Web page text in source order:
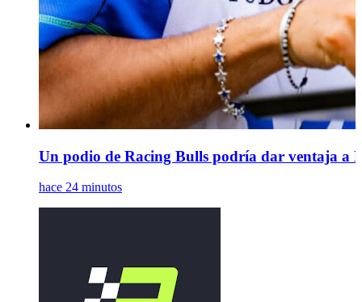
Un podio de Racing Bulls podría dar ventaja a
hace 24 minutos